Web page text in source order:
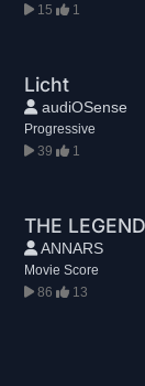
15
1
Licht
audiOSense
Progressive
39
1
THE LEGEND
ANNARS
Movie Score
86
13